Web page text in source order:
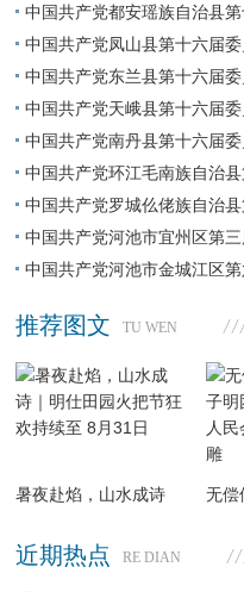
中国共产党都安瑶族自治县
中国共产党凤山县第十六届
中国共产党东兰县第十六届
中国共产党天峨县第十六届
中国共产党南丹县第十六届
中国共产党环江毛南族自治
中国共产党罗城仫佬族自治
中国共产党河池市宜州区第
中国共产党河池市金城江区
推荐图文 TU WEN
暑夜赴焰，山水成诗 无偿
近期热点 RE DIAN